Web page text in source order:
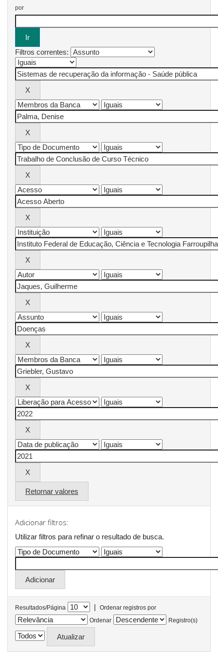
por
Filtros correntes:
Retornar valores
Adicionar filtros:
Utilizar filtros para refinar o resultado de busca.
Resultados/Página |
Ordenar registros por
Ordenar
Registro(s)